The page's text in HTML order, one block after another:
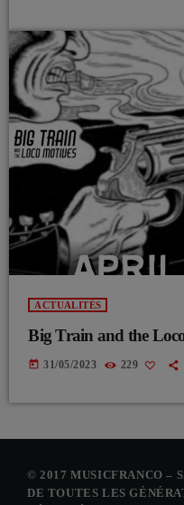
ACTUALITÉS
Big Train and the
today 31/05/2023 229
© 2017 MUSICFRANCO –
DE TOUTES LES